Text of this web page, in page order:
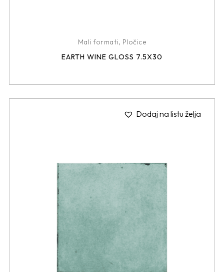
Mali formati, Pločice
EARTH WINE GLOSS 7.5X30
Dodaj na listu želja